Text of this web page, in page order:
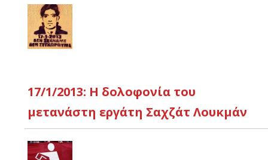
17/1/2013: Η δολοφονία του
μετανάστη εργάτη Σαχζάτ Λουκμάν